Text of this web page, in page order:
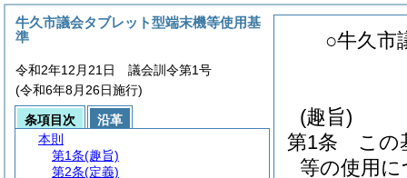
○牛久市
(趣旨)
第1条
この
等の使用
牛久市議会タブレット型端末機等使用基
準
令和2年12月21日 議会訓令第1号
(令和6年8月26日施行)
条項目次
沿革
本則
第1条(趣旨)
第2条(定義)